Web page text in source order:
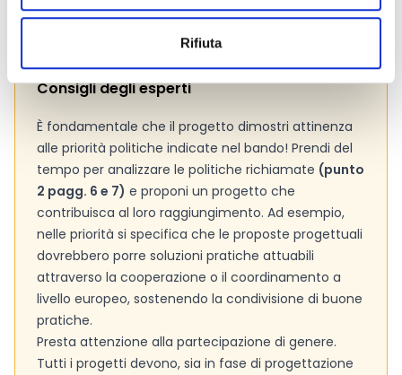
Rifiuta
informazioni addizionali.
Consigli degli esperti
È fondamentale che il progetto dimostri attinenza
alle priorità politiche indicate nel bando! Prendi del
tempo per analizzare le politiche richiamate (punto
2 pagg. 6 e 7) e proponi un progetto che
contribuisca al loro raggiungimento. Ad esempio,
nelle priorità si specifica che le proposte progettuali
dovrebbero porre soluzioni pratiche attuabili
attraverso la cooperazione o il coordinamento a
livello europeo, sostenendo la condivisione di buone
pratiche.
Presta attenzione alla partecipazione di genere.
Tutti i progetti devono, sia in fase di progettazione